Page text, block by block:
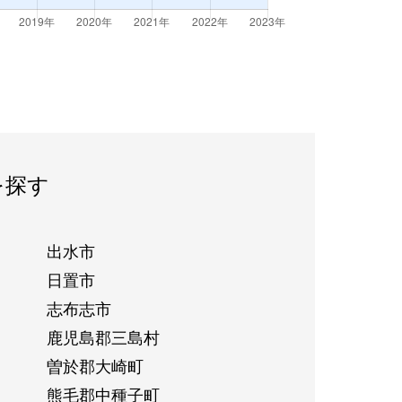
す
出水市
日置市
志布志市
鹿児島郡三島村
曽於郡大崎町
熊毛郡中種子町